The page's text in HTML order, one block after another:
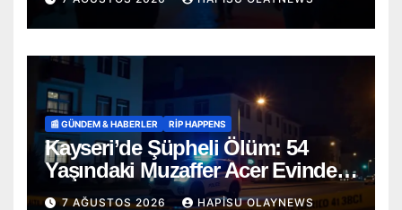
📰 GÜNDEM & HABERLER RİP HAPPENS
Kayseri’de Şüpheli Ölüm: 54
Yaşındaki Muzaffer Acer Evinde
Cansız Bulundu
7 AĞUSTOS 2026 HAPISU OLAYNEWS